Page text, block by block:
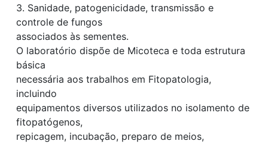
3. Sanidade, patogenicidade, transmissão e
controle de fungos
associados às sementes.
O laboratório dispõe de Micoteca e toda estrutura
básica
necessária aos trabalhos em Fitopatologia,
incluindo
equipamentos diversos utilizados no isolamento de
fitopatógenos,
repicagem, incubação, preparo de meios,